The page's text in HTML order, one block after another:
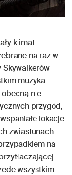
klimat
na raz w
Skywalkerów
muzyka
nie
przygód,
lokacje
zwiastunach
na
wszystkim